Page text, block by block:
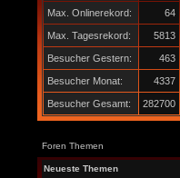
Max. Onlinerekord: 64
Max. Tagesrekord: 5813
Besucher Gestern: 463
Besucher Monat: 4337
Besucher Gesamt: 282700
Foren Themen
Neueste Themen